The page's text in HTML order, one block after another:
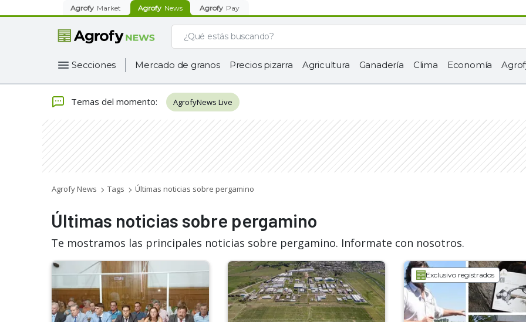
Agrofy Market Agrofy News Agrofy Pay
Secciones Mercado de granos Precios pizarra Agricultura Ganadería Clima Economía
Temas del momento: AgrofyNews Live
Agrofy News Tags Últimas noticias sobre pergamino
Últimas noticias sobre pergamino
Te mostramos las principales noticias sobre pergamino. Informate con nosotros.
Exclusivo registrados